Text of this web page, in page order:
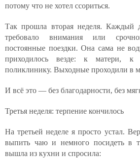
потому что не хотел ссориться.
Так прошла вторая неделя. Каждый
требовало внимания или
постоянные поездки. Она сама не
приходилось везде: к матери,
поликлинику. Выходные проходили в
И всё это — без благодарности, без
Третья неделя: терпение кончилось
На третьей неделе я просто устал.
выпить чаю и немного посидеть в
вышла из кухни и спросила: